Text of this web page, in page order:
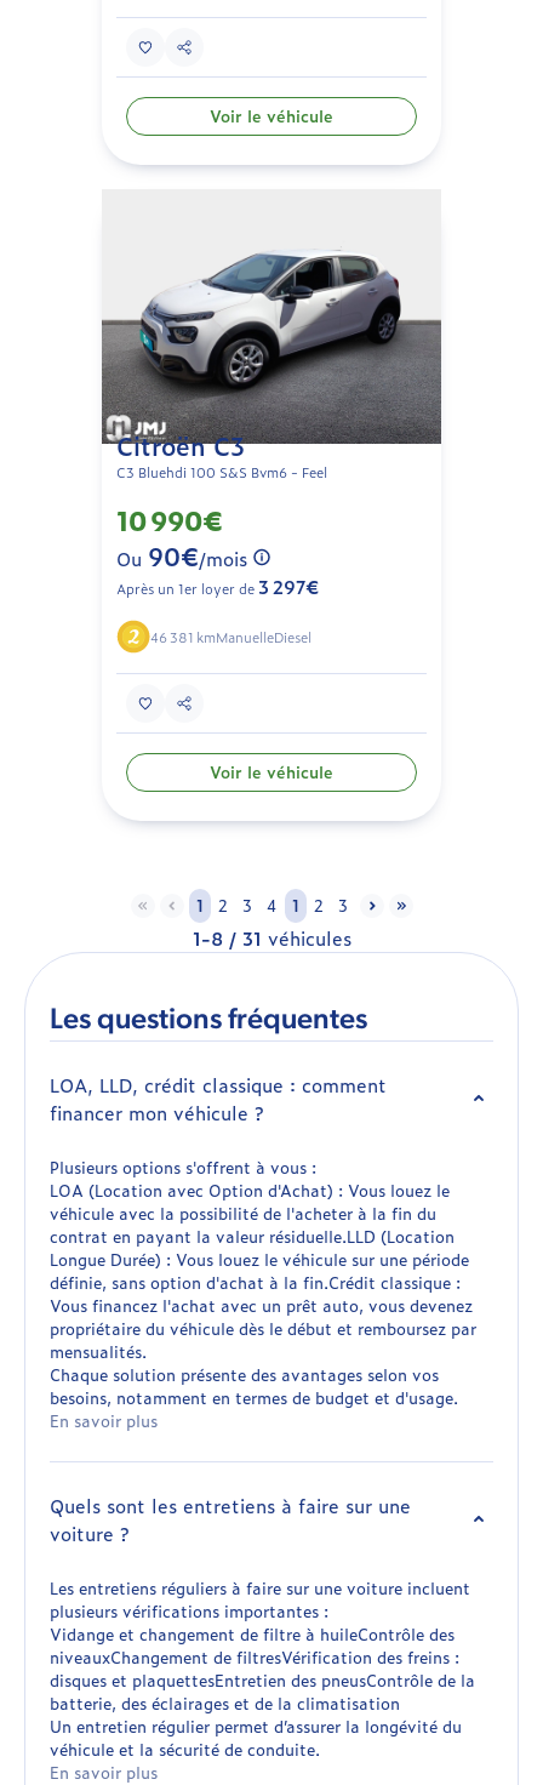
Voir le véhicule
Citroën C3
C3 Bluehdi 100 S&S Bvm6 - Feel
10 990€
Ou 90€/mois
Après un 1er loyer de 3 297€
46 381 kmManuelleDiesel
Voir le véhicule
1-8 / 31 véhicules
1 2 3 4 1 2 3
Les questions fréquentes
LOA, LLD, crédit classique : comment
financer mon véhicule ?
Plusieurs options s'offrent à vous :
LOA (Location avec Option d'Achat) : Vous louez le
véhicule avec la possibilité de l'acheter à la fin du
contrat en payant la valeur résiduelle.LLD (Location
Longue Durée) : Vous louez le véhicule sur une période
définie, sans option d'achat à la fin.Crédit classique :
Vous financez l'achat avec un prêt auto, vous devenez
propriétaire du véhicule dès le début et remboursez par
mensualités.
Chaque solution présente des avantages selon vos
besoins, notamment en termes de budget et d'usage.
En savoir plus
Quels sont les entretiens à faire sur une
voiture ?
Les entretiens réguliers à faire sur une voiture incluent
plusieurs vérifications importantes :
Vidange et changement de filtre à huileContrôle des
niveauxChangement de filtresVérification des freins :
disques et plaquettesEntretien des pneusContrôle de la
batterie, des éclairages et de la climatisation
Un entretien régulier permet d’assurer la longévité du
véhicule et la sécurité de conduite.
En savoir plus